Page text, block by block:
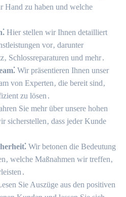
Hand zu haben und welche
Hier stellen wir Ihnen detailliert
vor‚ darunter
Schlossreparaturen und mehr․
Wir präsentieren Ihnen unser
von Experten‚ die bereit sind‚
zu lösen․
Sie mehr über unsere hohen
sicherstellen‚ dass jeder Kunde
Wir betonen die Bedeutung
welche Maßnahmen wir treffen‚
Sie Auszüge aus den positiven